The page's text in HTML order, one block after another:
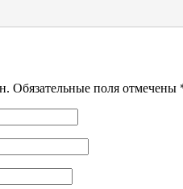
Обязательные поля отмечены